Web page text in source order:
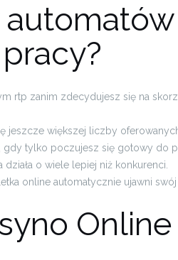
rtp zanim zdecydujesz się na
jeszcze większej liczby
gdy tylko poczujesz się gotowy do
o wiele lepiej niż konkurenci.
online automatycznie ujawni